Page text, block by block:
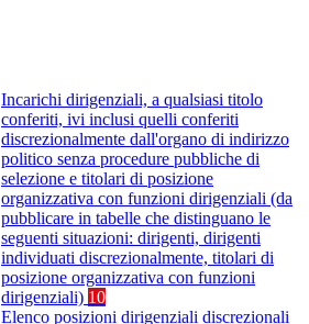
Incarichi dirigenziali, a qualsiasi titolo
conferiti, ivi inclusi quelli conferiti
discrezionalmente dall'organo di indirizzo
politico senza procedure pubbliche di
selezione e titolari di posizione
organizzativa con funzioni dirigenziali (da
pubblicare in tabelle che distinguano le
seguenti situazioni: dirigenti, dirigenti
individuati discrezionalmente, titolari di
posizione organizzativa con funzioni
dirigenziali) 10
Elenco posizioni dirigenziali discrezionali